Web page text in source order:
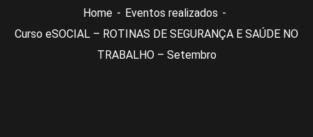
Home
Eventos realizados
Curso eSOCIAL – ROTINAS DE SEGURANÇA E SAÚDE NO
TRABALHO – Setembro